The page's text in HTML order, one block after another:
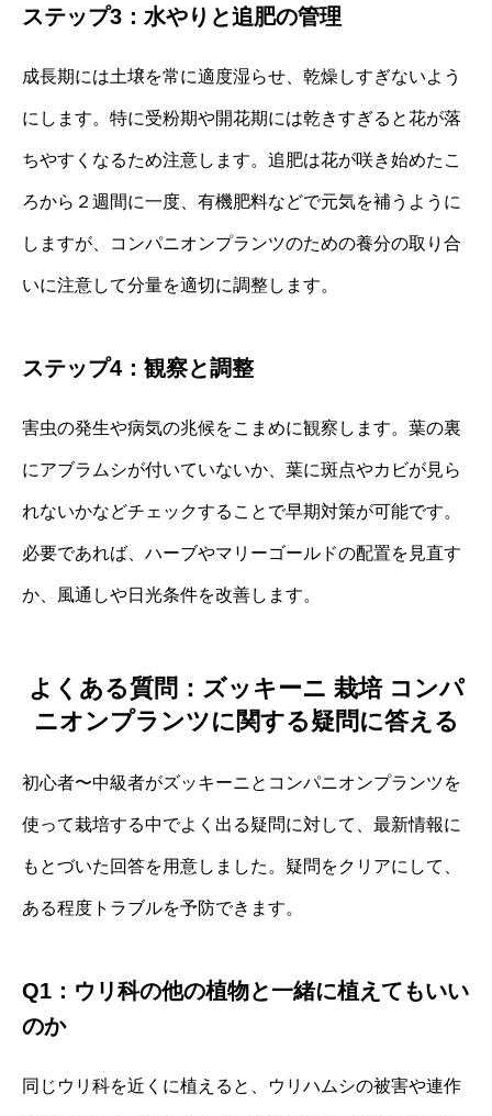
ステップ3：水やりと追肥の管理
成長期には土壌を常に適度湿らせ、乾燥しすぎないよう
にします。特に受粉期や開花期には乾きすぎると花が落
ちやすくなるため注意します。追肥は花が咲き始めたこ
ろから２週間に一度、有機肥料などで元気を補うように
しますが、コンパニオンプランツのための養分の取り合
いに注意して分量を適切に調整します。
ステップ4：観察と調整
害虫の発生や病気の兆候をこまめに観察します。葉の裏
にアブラムシが付いていないか、葉に斑点やカビが見ら
れないかなどチェックすることで早期対策が可能です。
必要であれば、ハーブやマリーゴールドの配置を見直す
か、風通しや日光条件を改善します。
よくある質問：ズッキーニ 栽培 コンパ
ニオンプランツに関する疑問に答える
初心者〜中級者がズッキーニとコンパニオンプランツを
使って栽培する中でよく出る疑問に対して、最新情報に
もとづいた回答を用意しました。疑問をクリアにして、
ある程度トラブルを予防できます。
Q1：ウリ科の他の植物と一緒に植えてもいい
のか
同じウリ科を近くに植えると、ウリハムシの被害や連作